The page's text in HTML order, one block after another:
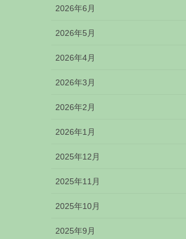
2026年6月
2026年5月
2026年4月
2026年3月
2026年2月
2026年1月
2025年12月
2025年11月
2025年10月
2025年9月